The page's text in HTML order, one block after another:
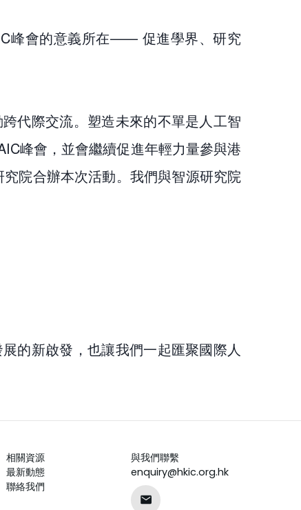
峰會的意義所在—— 促進學界、研究
代際交流。塑造未來的不單是人工智
峰會，並會繼續促進年輕力量參與港
院合辦本次活動。我們與智源研究院
的新啟發，也讓我們一起匯聚國際人
相關資源
最新動態
聯絡我們
與我們聯繫
enquiry@hkic.org.hk